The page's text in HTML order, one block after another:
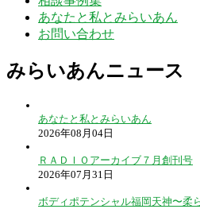
あなたと私とみらいあん
お問い合わせ
みらいあんニュース
あなたと私とみらいあん
2026年08月04日
ＲＡＤＩＯアーカイブ７月創刊号
2026年07月31日
ボディポテンシャル福岡天神〜柔